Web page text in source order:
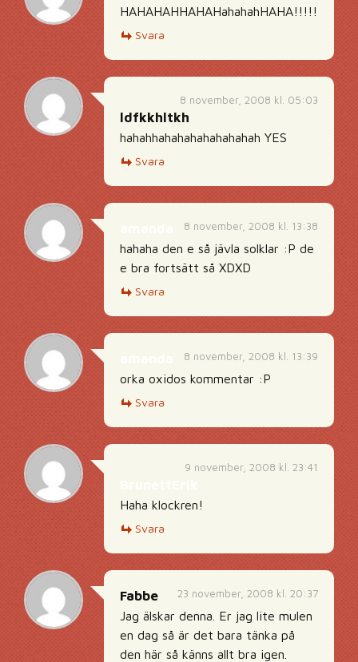
HAHAHAHHAHAHahahahHAHA!!!!!
Svara
8 november, 2008 kl. 05:03
ldfkkhltkh
hahahhahahahahahahahah YES
Svara
8 november, 2008 kl. 13:38
hahaha den e så jävla solklar :P de
e bra fortsätt så XDXD
Svara
8 november, 2008 kl. 13:39
orka oxidos kommentar :P
Svara
9 november, 2008 kl. 23:41
Haha klockren!
Svara
23 november, 2008 kl. 20:37
Fabbe
Jag älskar denna. Er jag lite mulen
en dag så är det bara tänka på
den här så känns allt bra igen.